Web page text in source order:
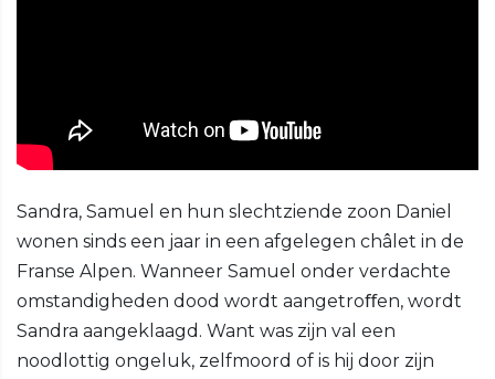
Sandra, Samuel en hun slechtziende zoon Daniel
wonen sinds een jaar in een afgelegen châlet in de
Franse Alpen. Wanneer Samuel onder verdachte
omstandigheden dood wordt aangetroﬀen, wordt
Sandra aangeklaagd. Want was zijn val een
noodlottig ongeluk, zelfmoord of is hij door zijn